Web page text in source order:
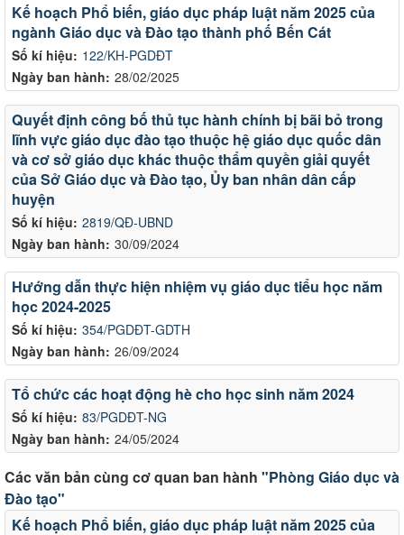
Số kí hiệu: 122/KH-PGDĐT
Ngày ban hành: 28/02/2025
Kế hoạch Phổ biến, giáo dục pháp luật năm 2025 của
ngành Giáo dục và Đào tạo thành phố Bến Cát
Số kí hiệu: 2819/QĐ-UBND
Ngày ban hành: 30/09/2024
Quyết định công bố thủ tục hành chính bị bãi bỏ trong
lĩnh vực giáo dục đào tạo thuộc hệ giáo dục quốc dân
và cơ sở giáo dục khác thuộc thẩm quyền giải quyết
của Sở Giáo dục và Đào tạo, Ủy ban nhân dân cấp
huyện
Số kí hiệu: 354/PGDĐT-GDTH
Ngày ban hành: 26/09/2024
Hướng dẫn thực hiện nhiệm vụ giáo dục tiểu học năm
học 2024-2025
Số kí hiệu: 83/PGDĐT-NG
Ngày ban hành: 24/05/2024
Tổ chức các hoạt động hè cho học sinh năm 2024
Các văn bản cùng cơ quan ban hành "Phòng Giáo dục và
Đào tạo"
Kế hoạch Phổ biến, giáo dục pháp luật năm 2025 của